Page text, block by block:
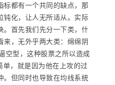
标都有一个共同的缺点，那
钝化，让人无所适从。实际
。首先我们先分一下类，什
来，无外乎两大类：绵绵阴
空型，这种股票之所以造成
，就是因为他在上攻的过
。但同时也导致在均线系统